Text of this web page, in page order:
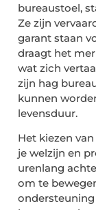
bureaustoel,
Ze zijn
garant staan
draagt het
wat zich
zijn hag
kunnen
levensduur.
Het kiezen
je welzijn en
urenlang
om te